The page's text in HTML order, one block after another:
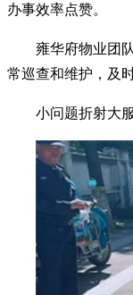
办事效率点赞。
雍华府物业团
常巡查和维护，及
小问题折射大